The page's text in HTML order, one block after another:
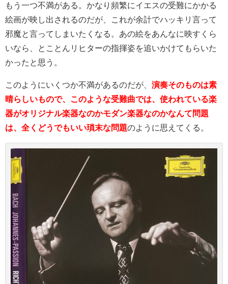
もう一つ不満がある。かなり頻繁にイエスの受難にかかる
絵画が映し出されるのだが、これが余計でハッキリ言って
邪魔と言ってしまいたくなる。あの絵をあんなに映すくら
いなら、とことんリヒターの指揮姿を追いかけてもらいた
かったと思う。
このようにいくつか不満があるのだが、 演奏そのものは素
晴らしいもので、このような受難曲では、使われている楽
器がオリジナル楽器なのかモダン楽器なのかなんて問題
は、全くどうでもいい瑣末な問題のように思えてくる。